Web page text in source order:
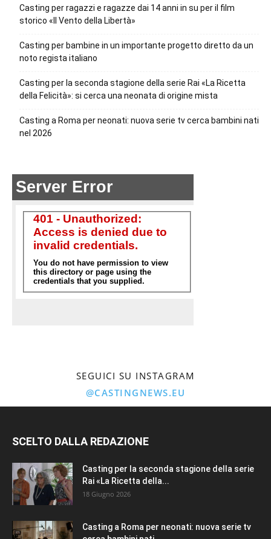
Casting per ragazzi e ragazze dai 14 anni in su per il film
storico «Il Vento della Libertà»
Casting per bambine in un importante progetto diretto da un
noto regista italiano
Casting per la seconda stagione della serie Rai «La Ricetta
della Felicità»: si cerca una neonata di origine mista
Casting a Roma per neonati: nuova serie tv cerca bambini nati
nel 2026
SEGUICI SU INSTAGRAM
@CASTINGNEWS.EU
SCELTO DALLA REDAZIONE
Casting per la seconda stagione della serie
Rai «La Ricetta della...
18 Giugno 2026
Casting a Roma per neonati: nuova serie tv